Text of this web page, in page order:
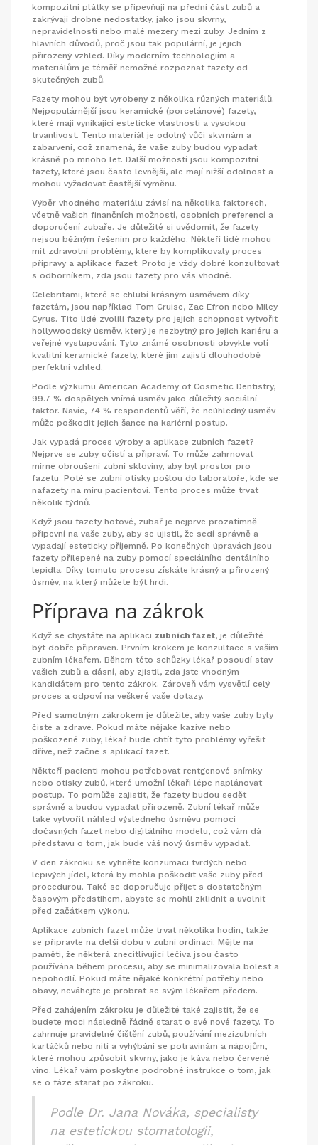
kompozitní plátky se připevňují na přední část zubů a
zakrývají drobné nedostatky, jako jsou skvrny,
nepravidelnosti nebo malé mezery mezi zuby. Jedním z
hlavních důvodů, proč jsou tak populární, je jejich
přirozený vzhled. Díky moderním technologiím a
materiálům je téměř nemožné rozpoznat fazety od
skutečných zubů.
Fazety mohou být vyrobeny z několika různých materiálů.
Nejpopulárnější jsou keramické (porcelánové) fazety,
které mají vynikající estetické vlastnosti a vysokou
trvanlivost. Tento materiál je odolný vůči skvrnám a
zabarvení, což znamená, že vaše zuby budou vypadat
krásně po mnoho let. Další možností jsou kompozitní
fazety, které jsou často levnější, ale mají nižší odolnost a
mohou vyžadovat častější výměnu.
Výběr vhodného materiálu závisí na několika faktorech,
včetně vašich finančních možností, osobních preferencí a
doporučení zubaře. Je důležité si uvědomit, že fazety
nejsou běžným řešením pro každého. Někteří lidé mohou
mít zdravotní problémy, které by komplikovaly proces
přípravy a aplikace fazet. Proto je vždy dobré konzultovat
s odborníkem, zda jsou fazety pro vás vhodné.
Celebritami, které se chlubí krásným úsměvem díky
fazetám, jsou například Tom Cruise, Zac Efron nebo Miley
Cyrus. Tito lidé zvolili fazety pro jejich schopnost vytvořit
hollywoodský úsměv, který je nezbytný pro jejich kariéru a
veřejné vystupování. Tyto známé osobnosti obvykle volí
kvalitní keramické fazety, které jim zajistí dlouhodobě
perfektní vzhled.
Podle výzkumu American Academy of Cosmetic Dentistry,
99.7 % dospělých vnímá úsměv jako důležitý sociální
faktor. Navíc, 74 % respondentů věří, že neúhledný úsměv
může poškodit jejich šance na kariérní postup.
Jak vypadá proces výroby a aplikace zubních fazet?
Nejprve se zuby očistí a připraví. To může zahrnovat
mírné obroušení zubní skloviny, aby byl prostor pro
fazetu. Poté se zubní otisky pošlou do laboratoře, kde se
nafazety na míru pacientovi. Tento proces může trvat
několik týdnů.
Když jsou fazety hotové, zubař je nejprve prozatímně
připevní na vaše zuby, aby se ujistil, že sedí správně a
vypadají esteticky příjemně. Po konečných úpravách jsou
fazety přilepené na zuby pomocí speciálního dentálního
lepidla. Díky tomuto procesu získáte krásný a přirozený
úsměv, na který můžete být hrdi.
Příprava na zákrok
Když se chystáte na aplikaci zubních fazet, je důležité
být dobře připraven. Prvním krokem je konzultace s vaším
zubním lékařem. Během této schůzky lékař posoudí stav
vašich zubů a dásní, aby zjistil, zda jste vhodným
kandidátem pro tento zákrok. Zároveň vám vysvětlí celý
proces a odpoví na veškeré vaše dotazy.
Před samotným zákrokem je důležité, aby vaše zuby byly
čisté a zdravé. Pokud máte nějaké kazivé nebo
poškozené zuby, lékař bude chtít tyto problémy vyřešit
dříve, než začne s aplikací fazet.
Někteří pacienti mohou potřebovat rentgenové snímky
nebo otisky zubů, které umožní lékaři lépe naplánovat
postup. To pomůže zajistit, že fazety budou sedět
správně a budou vypadat přirozeně. Zubní lékař může
také vytvořit náhled výsledného úsměvu pomocí
dočasných fazet nebo digitálního modelu, což vám dá
představu o tom, jak bude váš nový úsměv vypadat.
V den zákroku se vyhněte konzumaci tvrdých nebo
lepivých jídel, která by mohla poškodit vaše zuby před
procedurou. Také se doporučuje přijet s dostatečným
časovým předstihem, abyste se mohli zklidnit a uvolnit
před začátkem výkonu.
Aplikace zubních fazet může trvat několika hodin, takže
se připravte na delší dobu v zubní ordinaci. Mějte na
paměti, že některá znecitlivující léčiva jsou často
používána během procesu, aby se minimalizovala bolest a
nepohodlí. Pokud máte nějaké konkrétní potřeby nebo
obavy, neváhejte je probrat se svým lékařem předem.
Před zahájením zákroku je důležité také zajistit, že se
budete moci následně řádně starat o své nové fazety. To
zahrnuje pravidelné čištění zubů, používání mezizubních
kartáčků nebo nití a vyhýbání se potravinám a nápojům,
které mohou způsobit skvrny, jako je káva nebo červené
víno. Lékař vám poskytne podrobné instrukce o tom, jak
se o fáze starat po zákroku.
Podle Dr. Jana Nováka, specialisty
na estetickou stomatologii,